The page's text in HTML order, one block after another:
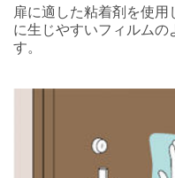
扉に適した粘着剤を使用
に生じやすいフィルムの
す。